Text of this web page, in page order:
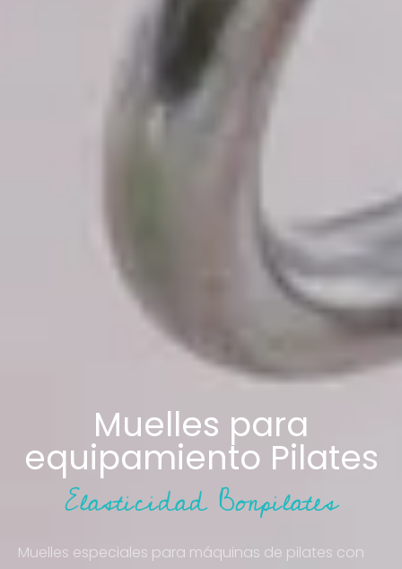
Muelles para
equipamiento Pilates
Elasticidad Bonpilates
Muelles especiales para máquinas de pilates con